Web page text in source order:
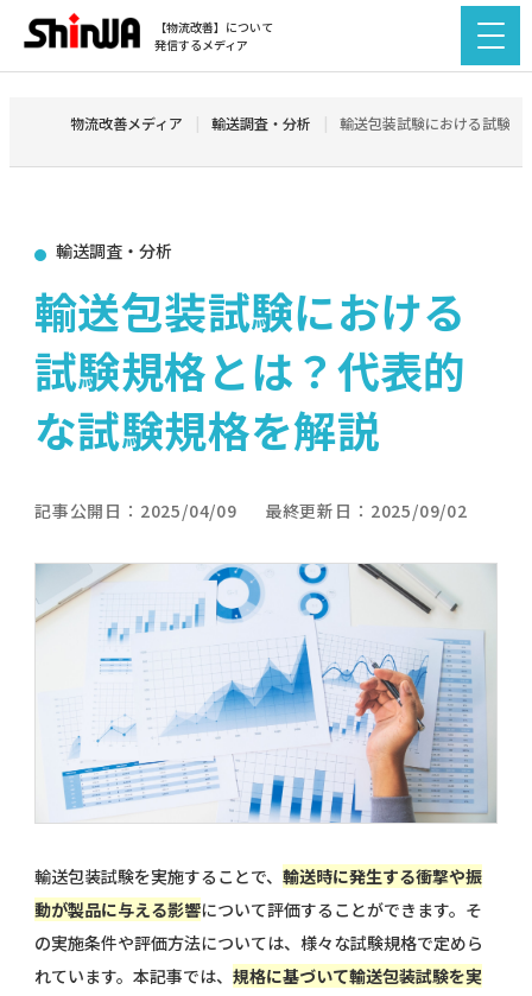
【物流改善】について
発信するメディア
物流改善メディア 輸送調査・分析 輸送包装試験における試験
輸送調査・分析
輸送包装試験における
試験規格とは？代表的
な試験規格を解説
記事公開日： 2025/04/09 最終更新日： 2025/09/02
輸送包装試験を実施することで、輸送時に発生する衝撃や振
動が製品に与える影響について評価することができます。そ
の実施条件や評価方法については、様々な試験規格で定めら
れています。本記事では、規格に基づいて輸送包装試験を実